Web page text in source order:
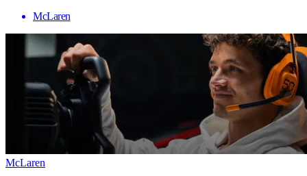
McLaren
McLaren